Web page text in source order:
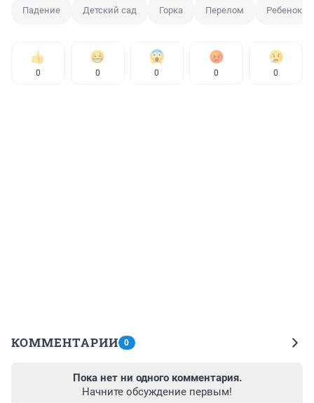
Падение Детский сад Горка Перелом Ребенок
0 0 0 0 0
КОММЕНТАРИИ 0
Пока нет ни одного комментария.
Начните обсуждение первым!